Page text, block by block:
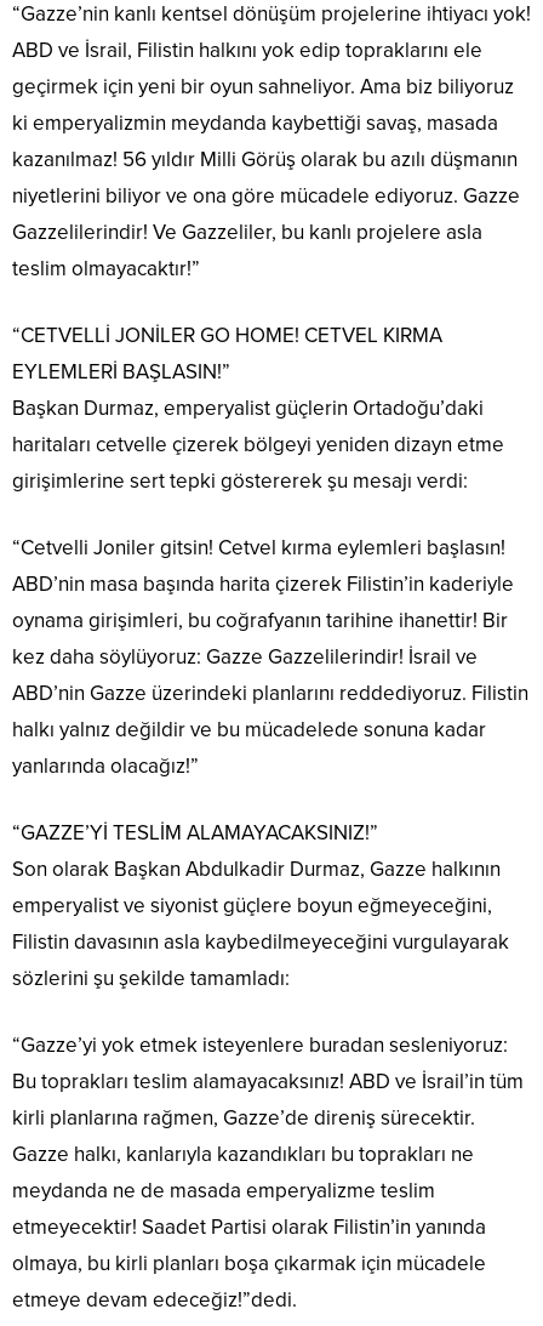
“Gazze’nin kanlı kentsel dönüşüm projelerine ihtiyacı yok!
ABD ve İsrail, Filistin halkını yok edip topraklarını ele
geçirmek için yeni bir oyun sahneliyor. Ama biz biliyoruz
ki emperyalizmin meydanda kaybettiği savaş, masada
kazanılmaz! 56 yıldır Milli Görüş olarak bu azılı düşmanın
niyetlerini biliyor ve ona göre mücadele ediyoruz. Gazze
Gazzelilerindir! Ve Gazzeliler, bu kanlı projelere asla
teslim olmayacaktır!”
“CETVELLİ JONİLER GO HOME! CETVEL KIRMA
EYLEMLERİ BAŞLASIN!”
Başkan Durmaz, emperyalist güçlerin Ortadoğu’daki
haritaları cetvelle çizerek bölgeyi yeniden dizayn etme
girişimlerine sert tepki göstererek şu mesajı verdi:
“Cetvelli Joniler gitsin! Cetvel kırma eylemleri başlasın!
ABD’nin masa başında harita çizerek Filistin’in kaderiyle
oynama girişimleri, bu coğrafyanın tarihine ihanettir! Bir
kez daha söylüyoruz: Gazze Gazzelilerindir! İsrail ve
ABD’nin Gazze üzerindeki planlarını reddediyoruz. Filistin
halkı yalnız değildir ve bu mücadelede sonuna kadar
yanlarında olacağız!”
“GAZZE’Yİ TESLİM ALAMAYACAKSINIZ!”
Son olarak Başkan Abdulkadir Durmaz, Gazze halkının
emperyalist ve siyonist güçlere boyun eğmeyeceğini,
Filistin davasının asla kaybedilmeyeceğini vurgulayarak
sözlerini şu şekilde tamamladı:
“Gazze’yi yok etmek isteyenlere buradan sesleniyoruz:
Bu toprakları teslim alamayacaksınız! ABD ve İsrail’in tüm
kirli planlarına rağmen, Gazze’de direniş sürecektir.
Gazze halkı, kanlarıyla kazandıkları bu toprakları ne
meydanda ne de masada emperyalizme teslim
etmeyecektir! Saadet Partisi olarak Filistin’in yanında
olmaya, bu kirli planları boşa çıkarmak için mücadele
etmeye devam edeceğiz!”dedi.